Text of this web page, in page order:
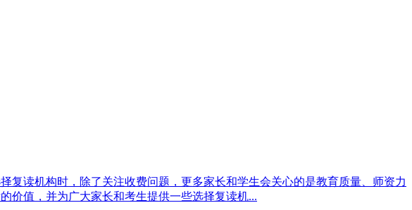
复读机构时，除了关注收费问题，更多家长和学生会关心的是教育质量、师资力
价值，并为广大家长和考生提供一些选择复读机...